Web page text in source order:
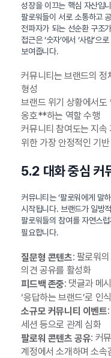
성장을 이끄는 핵심 자산입
팔로워들이 서로 소통하고
전파자가 되는 선순환 구조
접근은 ‘숫자’에서 ‘사람’으
보여줍니다.
커뮤니티는 브랜드의 정
형성
브랜드 위기 상황에서
옹호**하는 역할 수행
커뮤니티 참여도는 지속
위한 가장 안정적인 기반
5.2 대화 중심 커
커뮤니티는 ‘팔로워에게 말
시작됩니다. 브랜드가 일방
팔로워들의 참여를 자연스
필요합니다.
질문형 콘텐츠: 팔로워
의견 공유를 활성화
피드백 존중: 댓글과 메
‘응답하는 브랜드’로 인식
소규모 커뮤니티 이벤트
세션 등으로 관계 심화
팔로워 콘텐츠 공유: 커
계정에서 소개하며 소속